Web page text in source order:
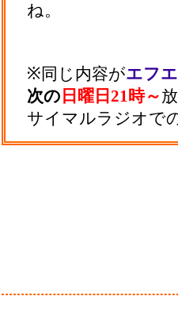
ね。
※同じ内容がエフ
次の 日曜日21時～
サイマルラジオ